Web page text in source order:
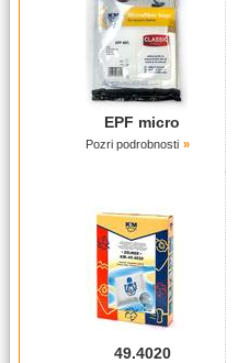
EPF micro
Pozri podrobnosti
49.4020